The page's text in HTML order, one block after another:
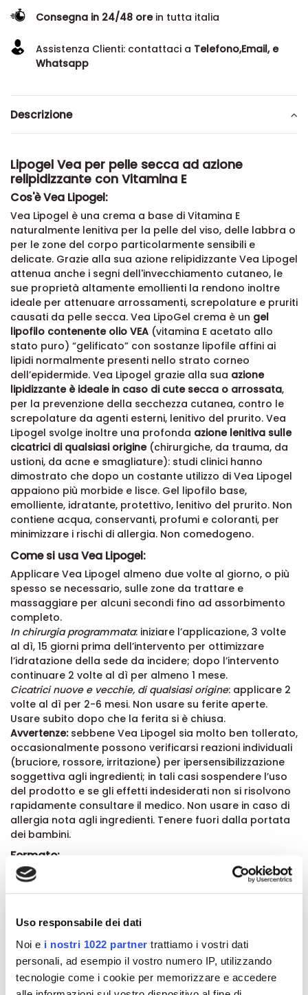
Uso responsabile dei dati
Noi e i nostri 1022 partner trattiamo i vostri dati
personali, ad esempio il vostro numero IP, utilizzando
tecnologie come i cookie per memorizzare e accedere
Consegna in 24/48 orein tutta italia
Assistenza Clienti: contattaci a Telefono,Email, e
Whatsapp
Descrizione
Lipogel Vea per pelle secca ad azione
relipidizzante con Vitamina E
Cos'è Vea Lipogel:
Vea Lipogel è una crema a base di Vitamina E
naturalmente lenitiva per la pelle del viso, delle labbra o
per le zone del corpo particolarmente sensibili e
delicate. Grazie alla sua azione relipidizzante Vea Lipogel
attenua anche i segni dell'invecchiamento cutaneo, le
sue proprietà altamente emollienti la rendono inoltre
ideale per attenuare arrossamenti, screpolature e pruriti
causati da pelle secca. Vea LipoGel crema è un gel
lipofilo contenente olio VEA (vitamina E acetato allo
stato puro) “gelificato” con sostanze lipofile affini ai
lipidi normalmente presenti nello strato corneo
dell’epidermide. Vea Lipogel grazie alla sua azione
lipidizzante è ideale in caso di cute secca o arrossata,
per la prevenzione della secchezza cutanea, contro le
screpolature da agenti esterni, lenitivo del prurito. Vea
Lipogel svolge inoltre una profonda azione lenitiva sulle
cicatrici di qualsiasi origine(chirurgiche, da trauma, da
ustioni, da acne e smagliature): studi clinici hanno
dimostrato che dopo un costante utilizzo di Vea Lipogel
appaiono più morbide e lisce. Gel lipofilo base,
emolliente, idratante, protettivo, lenitivo del prurito. Non
contiene acqua, conservanti, profumi e coloranti, per
minimizzare i rischi di allergia. Non comedogeno.
Come si usa Vea Lipogel:
Applicare Vea Lipogel almeno due volte al giorno, o più
spesso se necessario, sulle zone da trattare e
massaggiare per alcuni secondi fino ad assorbimento
completo.
In chirurgia programmata: iniziare l’applicazione, 3 volte
al dì, 15 giorni prima dell’intervento per ottimizzare
l’idratazione della sede da incidere; dopo l’intervento
continuare 2 volte al dì per almeno 1 mese.
Cicatrici nuove e vecchie, di qualsiasi origine: applicare 2
volte al dì per 2-6 mesi. Non usare su ferite aperte.
Usare subito dopo che la ferita si è chiusa.
Avvertenze:sebbene Vea Lipogel sia molto ben tollerato,
occasionalmente possono verificarsi reazioni individuali
(bruciore, rossore, irritazione) per ipersensibilizzazione
soggettiva agli ingredienti; in tali casi sospendere l’uso
del prodotto e se gli effetti indesiderati non si risolvono
rapidamente consultare il medico. Non usare in caso di
allergia nota agli ingredienti. Tenere fuori dalla portata
dei bambini.
Formato:
Barattolo da 200 ml.
Dettagli del prodotto
Recensioni